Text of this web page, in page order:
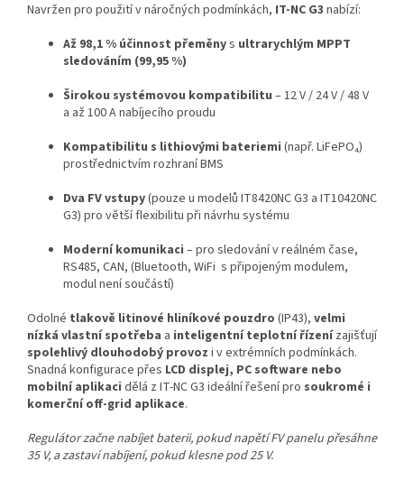
Navržen pro použití v náročných podmínkách, IT-NC G3 nabízí:
Až 98,1 % účinnost přeměnys ultrarychlým MPPT
sledováním (99,95 %)
Širokou systémovou kompatibilitu – 12 V / 24 V / 48 V
a až 100 A nabíjecího proudu
Kompatibilitu s lithiovými bateriemi (např. LiFePO₄)
prostřednictvím rozhraní BMS
Dva FV vstupy(pouze u modelů IT8420NC G3 a IT10420NC
G3) pro větší flexibilitu při návrhu systému
Moderní komunikaci – pro sledování v reálném čase,
RS485, CAN, (Bluetooth, WiFi s připojeným modulem,
modul není součástí)
Odolné tlakově litinové hliníkové pouzdro (IP43), velmi
nízká vlastní spotřeba a inteligentní teplotní řízenízajišťují
spolehlivý dlouhodobý provoz i v extrémních podmínkách.
Snadná konfigurace přes LCD displej, PC software nebo
mobilní aplikaci dělá z IT-NC G3 ideální řešení pro soukromé i
komerční off-grid aplikace.
Regulátor začne nabíjet baterii, pokud napětí FV panelu přesáhne
35 V, a zastaví nabíjení, pokud klesne pod 25 V.